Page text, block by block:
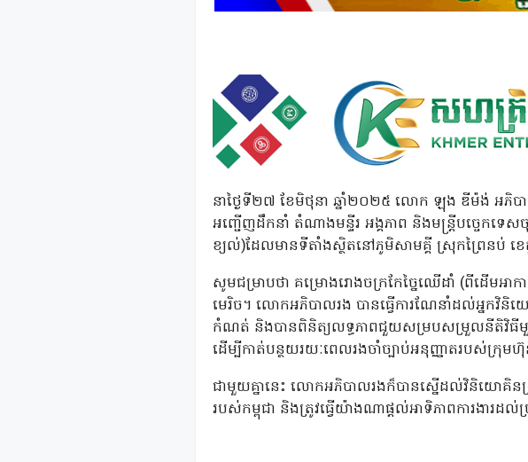
នាថ្ងៃទី២៧ ខែមិថុនា ឆ្នាំ២០២៥ លោក ឡុង ឌីម៉ង់ អភិប
អញ្ជើញដឹកនាំ តំណាងមន្ទីរ អង្គភាព និងមន្ត្រីបច្ចេកទេ
ខ្យល់)ដែលមានទីតាំងស្ថិតនៅភូមិសាមគ្គី ស្រុកព្រៃនប់ ខ
សូមជម្រាបថា គម្រោងរោងចក្រកែច្នៃឈើដាំ (ពីដើមអ
មេរិច។ លោកអភិបាលរង បានធ្វើការណែនាំដល់អ្នកវិនិយ
កំណត់ និងបានពិនិត្យលទ្ធភាពជួយសម្របសម្រួលនីតិវិធីមួ
ដើម្បីកាត់បន្ថយរយៈពេលរងចាំច្បាប់អនុញ្ញាតរបស់ក្រុម
ជាមួយគ្នានេះ លោកអភិបាលរងក៏បានស្នើដល់វិនិយោគិនត្រូ
របស់កម្ពុជា និងត្រូវធ្វើយ៉ាងណាផ្តល់អាទិភាពការងា